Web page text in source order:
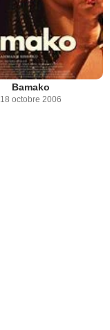
Bamako
18 octobre 2006